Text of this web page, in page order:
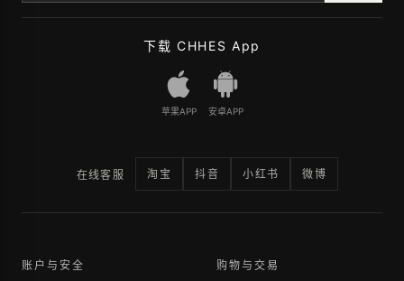
下载 CHHES App
苹果APP 安卓APP
在线客服 淘宝 抖音 小红书 微博
账户与安全 购物与交易